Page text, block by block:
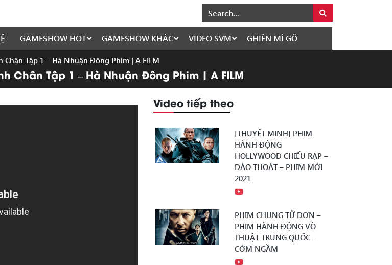
GAMESHOW HOT GAMESHOW KHÁC VIDEO SVM GHIỀN MÌ GÕ
Tập 1 – Hà Nhuận Đông Phim | A FILM
Chân Tập 1 – Hà Nhuận Đông Phim | A FILM
Video tiếp theo
[THUYẾT MINH] PHIM
HÀNH ĐỘNG
HOLLYWOOD CHIẾU RẠP –
ĐÀO THOÁT – PHIM MỚI
2021
PHIM CHUNG TỬ ĐƠN –
PHIM HÀNH ĐỘNG VÕ
THUẬT TRUNG QUỐC –
CỚM NGẦM